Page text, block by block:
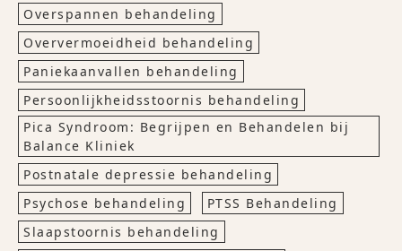
Overspannen behandeling
Oververmoeidheid behandeling
Paniekaanvallen behandeling
Persoonlijkheidsstoornis behandeling
Pica Syndroom: Begrijpen en Behandelen bij
Balance Kliniek
Postnatale depressie behandeling
Psychose behandeling
PTSS Behandeling
Slaapstoornis behandeling